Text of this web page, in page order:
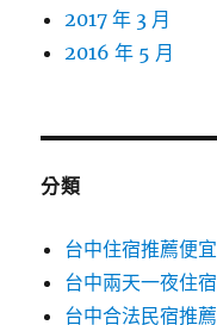
2017 年 3 月
2016 年 5 月
分類
台中住宿推薦便宜
台中兩天一夜住宿
台中合法民宿推薦